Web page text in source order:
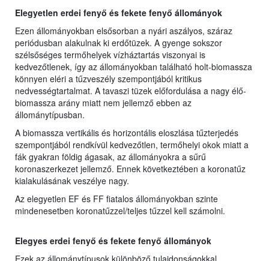
Elegyetlen erdei fenyő és fekete fenyő állományok
Ezen állományokban elsősorban a nyári aszályos, száraz
periódusban alakulnak ki erdőtüzek. A gyenge sokszor
szélsőséges termőhelyek vízháztartás viszonyai is
kedvezőtlenek, így az állományokban található holt-biomassza
könnyen eléri a tűzveszély szempontjából kritikus
nedvességtartalmat. A tavaszi tüzek előfordulása a nagy élő-
biomassza arány miatt nem jellemző ebben az
állománytípusban.
A biomassza vertikális és horizontális eloszlása tűzterjedés
szempontjából rendkívül kedvezőtlen, termőhelyi okok miatt a
fák gyakran földig ágasak, az állományokra a sűrű
koronaszerkezet jellemző. Ennek következtében a koronatűz
kialakulásának veszélye nagy.
Az elegyetlen EF és FF fiatalos állományokban szinte
mindenesetben koronatűzzel/teljes tűzzel kell számolni.
Elegyes erdei fenyő és fekete fenyő állományok